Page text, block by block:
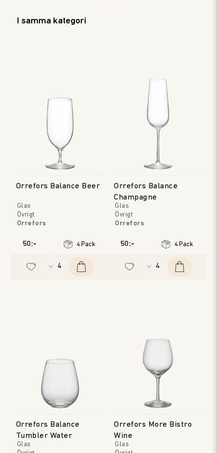
I samma kategori
Orrefors Balance Beer
Glas
Övrigt
Orrefors
50:- 4 Pack
Orrefors Balance
Champagne
Glas
Övrigt
Orrefors
50:- 4 Pack
Orrefors Balance
Tumbler Water
Glas
Orrefors More Bistro
Wine
Glas